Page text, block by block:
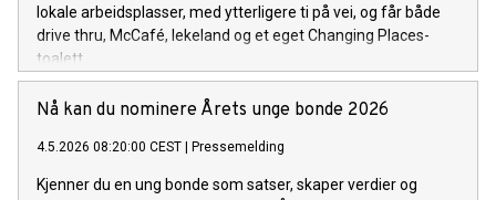
lokale arbeidsplasser, med ytterligere ti på vei, og får både
drive thru, McCafé, lekeland og et eget Changing Places-
toalett.
Nå kan du nominere Årets unge bonde 2026
4.5.2026 08:20:00 CEST Pressemelding
Kjenner du en ung bonde som satser, skaper verdier og